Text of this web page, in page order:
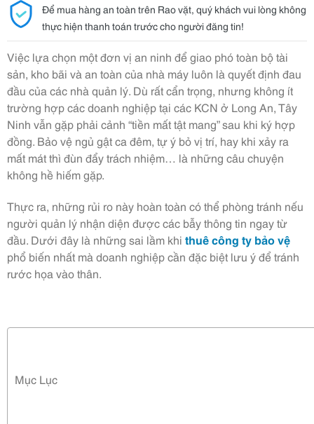
Để mua hàng an toàn trên Rao vặt, quý khách vui lòng không
thực hiện thanh toán trước cho người đăng tin!
Việc lựa chọn một đơn vị an ninh để giao phó toàn bộ tài
sản, kho bãi và an toàn của nhà máy luôn là quyết định đau
đầu của các nhà quản lý. Dù rất cẩn trọng, nhưng không ít
trường hợp các doanh nghiệp tại các KCN ở Long An, Tây
Ninh vẫn gặp phải cảnh “tiền mất tật mang” sau khi ký hợp
đồng. Bảo vệ ngủ gật ca đêm, tự ý bỏ vị trí, hay khi xảy ra
mất mát thì đùn đẩy trách nhiệm… là những câu chuyện
không hề hiếm gặp.
Thực ra, những rủi ro này hoàn toàn có thể phòng tránh nếu
người quản lý nhận diện được các bẫy thông tin ngay từ
đầu. Dưới đây là những sai lầm khi thuê công ty bảo vệ
phổ biến nhất mà doanh nghiệp cần đặc biệt lưu ý để tránh
rước họa vào thân.
Mục Lục